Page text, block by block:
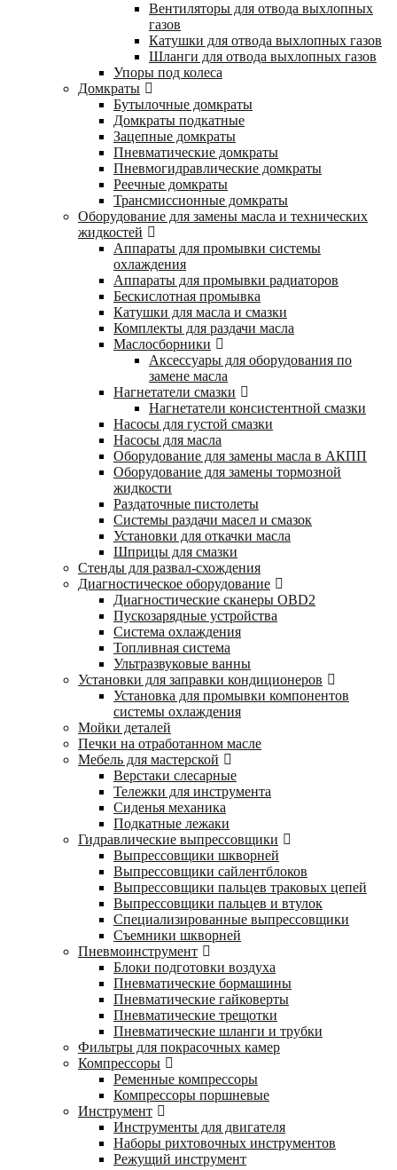
Вентиляторы для отвода выхлопных
газов
Катушки для отвода выхлопных газов
Шланги для отвода выхлопных газов
Упоры под колеса
Домкраты
Бутылочные домкраты
Домкраты подкатные
Зацепные домкраты
Пневматические домкраты
Пневмогидравлические домкраты
Реечные домкраты
Трансмиссионные домкраты
Оборудование для замены масла и технических
жидкостей
Аппараты для промывки системы
охлаждения
Аппараты для промывки радиаторов
Бескислотная промывка
Катушки для масла и смазки
Комплекты для раздачи масла
Маслосборники
Аксессуары для оборудования по
замене масла
Нагнетатели смазки
Нагнетатели консистентной смазки
Насосы для густой смазки
Насосы для масла
Оборудование для замены масла в АКПП
Оборудование для замены тормозной
жидкости
Раздаточные пистолеты
Системы раздачи масел и смазок
Установки для откачки масла
Шприцы для смазки
Стенды для развал-схождения
Диагностическое оборудование
Диагностические сканеры OBD2
Пускозарядные устройства
Система охлаждения
Топливная система
Ультразвуковые ванны
Установки для заправки кондиционеров
Установка для промывки компонентов
системы охлаждения
Мойки деталей
Печки на отработанном масле
Мебель для мастерской
Верстаки слесарные
Тележки для инструмента
Сиденья механика
Подкатные лежаки
Гидравлические выпрессовщики
Выпрессовщики шкворней
Выпрессовщики сайлентблоков
Выпрессовщики пальцев траковых цепей
Выпрессовщики пальцев и втулок
Специализированные выпрессовщики
Cъемники шкворней
Пневмоинструмент
Блоки подготовки воздуха
Пневматические бормашины
Пневматические гайковерты
Пневматические трещотки
Пневматические шланги и трубки
Фильтры для покрасочных камер
Компрессоры
Ременные компрессоры
Компрессоры поршневые
Инструмент
Инструменты для двигателя
Наборы рихтовочных инструментов
Режущий инструмент